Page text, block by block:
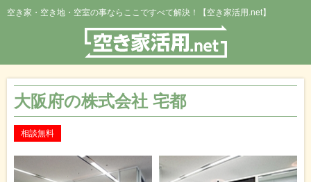
空き家・空き地・空室の事ならここですべて解決！【空き家活用.net】
大阪府の株式会社 宅都
相談無料